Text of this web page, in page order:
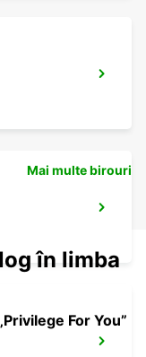
Mai multe birouri
în limba
For You”